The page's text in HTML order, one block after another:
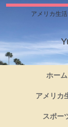
アメリカ生
ホーム
アメリカ
スポー